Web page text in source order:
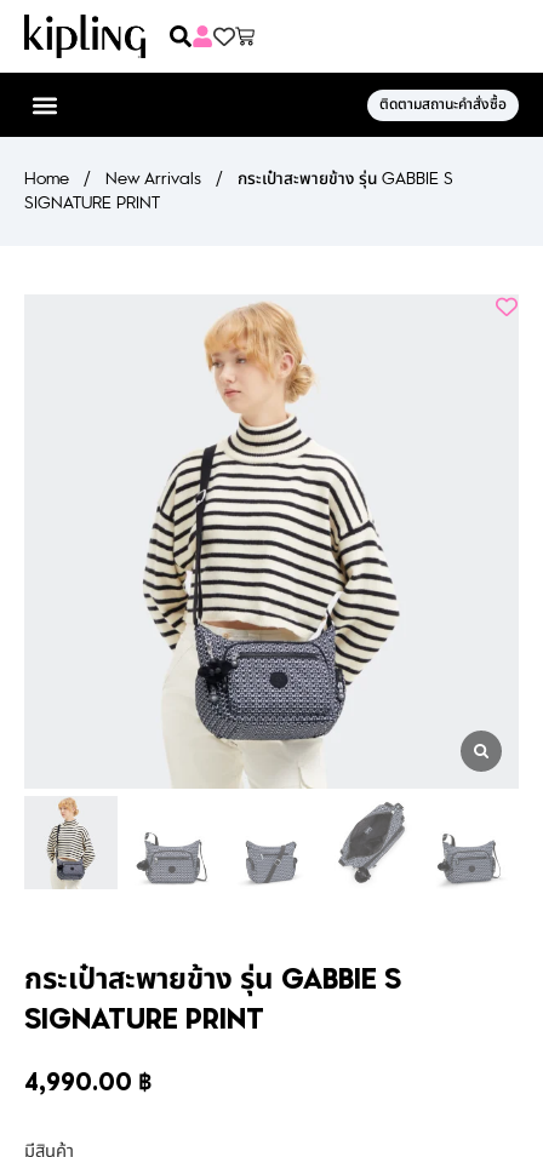
ติดตามสถานะคำสั่งซื้อ
Home / New Arrivals / กระเป๋าสะพายข้าง รุ่น GABBIE S
SIGNATURE PRINT
กระเป๋าสะพายข้าง รุ่น GABBIE S
SIGNATURE PRINT
4,990.00 ฿
มีสินค้า